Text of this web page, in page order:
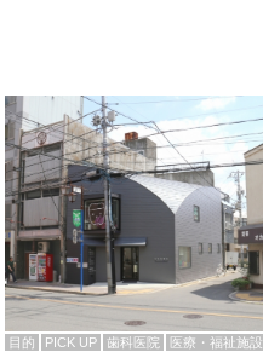
目的 PICK UP 歯科医院 医療・福祉施設